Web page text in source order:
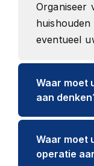
Organiseer
eventueel
Waar moet
aan
Waar moet
operatie